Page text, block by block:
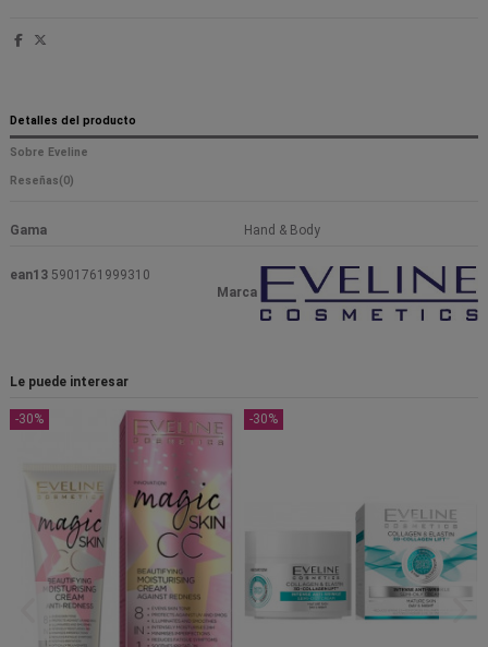
Detalles del producto
Sobre Eveline
Reseñas(0)
Gama Hand & Body
Marca
ean13 5901761999310
Le puede interesar
-30% -30%